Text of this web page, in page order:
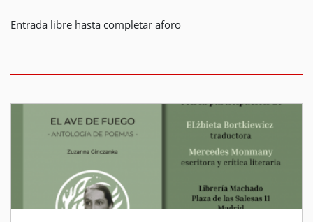
Entrada libre hasta completar aforo